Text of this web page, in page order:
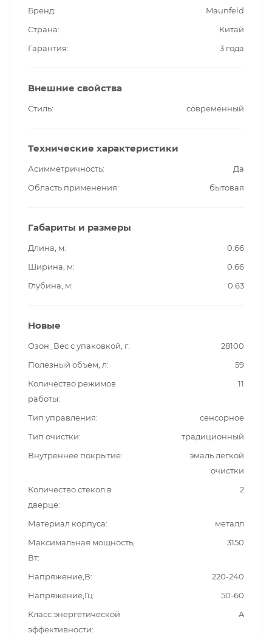
Бренд
Maunfeld
Страна
Китай
Гарантия
3 года
Внешние свойства
Стиль современный
Технические характеристики
Асимметричность
Да
Область применения
бытовая
Габариты и размеры
Длина, м
0.66
Ширина, м
0.66
Глубина, м
0.63
Новые
Озон_Вес с упаковкой, г
28100
Полезный объем, л
59
Количество режимов
работы
11
Тип управления
сенсорное
Тип очистки
традиционный
Внутреннее покрытие
эмаль легкой
очистки
Количество стекол в
дверце
2
Материал корпуса
металл
Максимальная мощность,
Вт
3150
Напряжение,В
220-240
Напряжение,Гц
50-60
Класс энергетической
эффективности
A